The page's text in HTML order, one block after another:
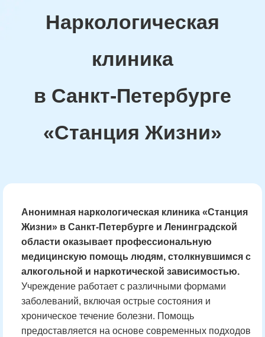
Наркологическая
клиника
в Санкт-Петербурге
«Станция Жизни»
Анонимная наркологическая клиника «Станция
Жизни» в Санкт-Петербурге и Ленинградской
области оказывает профессиональную
медицинскую помощь людям, столкнувшимся с
алкогольной и наркотической зависимостью.
Учреждение работает с различными формами
заболеваний, включая острые состояния и
хроническое течение болезни. Помощь
предоставляется на основе современных подходов